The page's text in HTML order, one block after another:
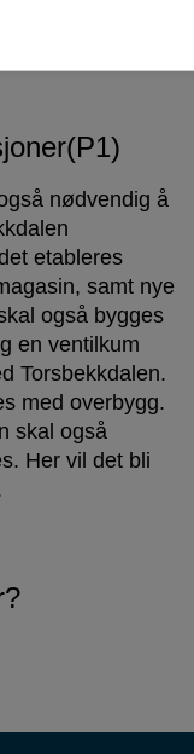
nødvendig å
etableres
samt nye
også bygges
en ventilkum
Torsbekkdalen.
med overbygg.
skal også
Her vil det bli